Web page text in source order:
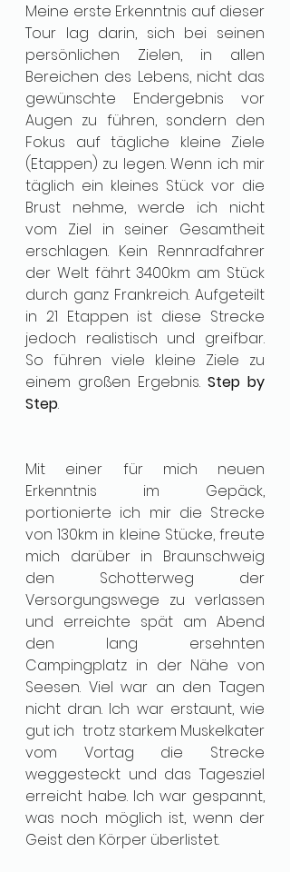
Meine erste Erkenntnis auf dieser
Tour lag darin, sich bei seinen
persönlichen Zielen, in allen
Bereichen des Lebens, nicht das
gewünschte Endergebnis vor
Augen zu führen, sondern den
Fokus auf tägliche kleine Ziele
(Etappen) zu legen. Wenn ich mir
täglich ein kleines Stück vor die
Brust nehme, werde ich nicht
vom Ziel in seiner Gesamtheit
erschlagen. Kein Rennradfahrer
der Welt fährt 3400km am Stück
durch ganz Frankreich. Aufgeteilt
in 21 Etappen ist diese Strecke
jedoch realistisch und greifbar.
So führen viele kleine Ziele zu
einem großen Ergebnis. Step by
Step.
Mit einer für mich neuen
Erkenntnis im Gepäck,
portionierte ich mir die Strecke
von 130km in kleine Stücke, freute
mich darüber in Braunschweig
den Schotterweg der
Versorgungswege zu verlassen
und erreichte spät am Abend
den lang ersehnten
Campingplatz in der Nähe von
Seesen. Viel war an den Tagen
nicht dran. Ich war erstaunt, wie
gut ich  trotz starkem Muskelkater
vom Vortag die Strecke
weggesteckt und das Tagesziel
erreicht habe. Ich war gespannt,
was noch möglich ist, wenn der
Geist den Körper überlistet.